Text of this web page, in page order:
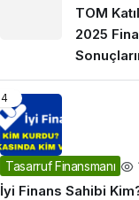
TOM
2025
4
Tasarruf Finansmanı
İyi Finans Sahibi